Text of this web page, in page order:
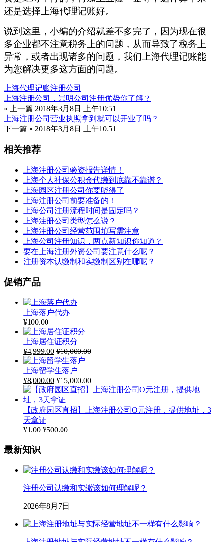
还是选择上海代理记账好。
说到这里，小编的介绍就差不多完了，因为现在很
多企业都不注意税务上的问题，从而导致了税务上
异常，或者出现诸多的问题，我们上海代理记账能
为您解决更多这方面的问题。
上海代理记账注册公司
上海注册公司，崇明公司注册优势你了解？
« 上一篇 2018年3月8日 上午10:51
上海注册公司营业执照拿到就可以开业了吗？
下一篇 » 2018年3月8日 上午10:51
相关推荐
上海注册公司验资报告详情！
上海个人社保公积金代缴到底靠不靠谱？
上海园区注册公司你要晓得了
上海注册公司前要准备的！
上海公司注册流程时间是固定吗？
上海注册公司类型怎么说？
上海注册公司经营范围填写需注意
上海公司注册知识，两点新知识你知道？
要在上海注册外资公司要注意什么呢？
注册资本认缴制和实缴制区别在哪呢？
促销产品
上海落户代办
¥100.00
上海居住证积分
¥4,999.00 ¥10,000.00
上海留学生落户
¥8,000.00 ¥15,000.00
【政府园区直招】上海注册公司O元注册，提供地址，3
天拿证
¥1.00 ¥500.00
最新知识
注册公司认缴和实缴该如何理解呢？
2026年8月7日